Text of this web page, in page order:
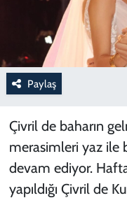
Paylaş
Çivril de baharın
merasimleri yaz ile
devam ediyor.
yapıldığı Çivril de